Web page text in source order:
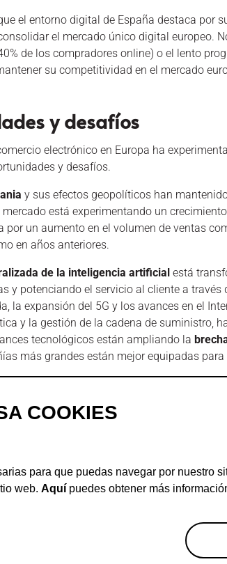
COOKIES
para que puedas navegar por nuestro
web.Aquí puedes obtener más
el entorno digital de España destaca por
el mercado único digital europeo.
de los compradores online) o el lento
su competitividad en el mercado
y desafíos
electrónico en Europa ha
y desafíos.
y sus efectos geopolíticos han
está experimentando un
por un aumento en el volumen de ventas
en años anteriores.
de la inteligencia artificial está
y potenciando el servicio al cliente a
la expansión del 5G y los avances en el
y la gestión de la cadena de suministro,
tecnológicos están ampliando la
más grandes están mejor equipadas
sigue siendo una prioridad en toda Europa.
lo que impulsa a las empresas a
y promover iniciativas de